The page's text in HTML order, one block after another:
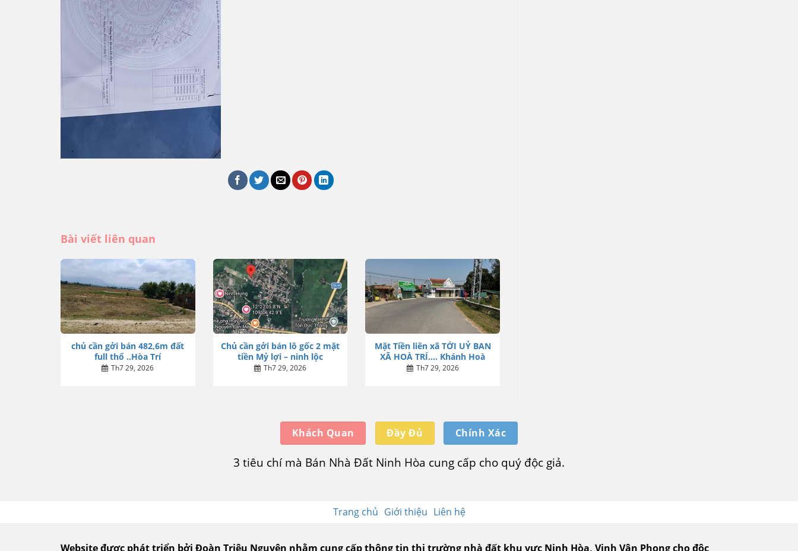
Bài viết liên quan
chủ cần gởi bán 482,6m đất
full thổ ..Hòa Trí
Th7 29, 2026
Chủ cần gởi bán lô gốc 2 mặt
tiền Mỷ lợi – ninh lộc
Th7 29, 2026
Mặt Tiền liên xã TỚI UỶ BAN
XÃ HOÀ TRÍ…. Khánh Hoà
Th7 29, 2026
Khách Quan Đầy Đủ Chính Xác
3 tiêu chí mà Bán Nhà Đất Ninh Hòa cung cấp cho quý độc giả.
Trang chủ Giới thiệu Liên hệ
Website được phát triển bởi Đoàn Triệu Nguyên nhằm cung cấp thông tin thị trường nhà đất khu vực Ninh Hòa, Vịnh Vân Phong cho độc